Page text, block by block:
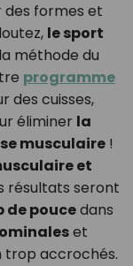
formes et
le sport
méthode du
programme
des cuisses,
éliminer la
musculaire!
et
résultats seront
de poucedans
et
accrochés.